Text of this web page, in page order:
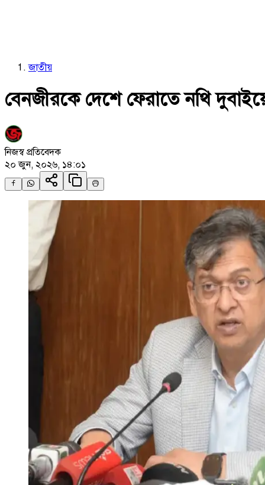
জাতীয়
বেনজীরকে দেশে ফেরাতে নথি দুবাইয়ে
নিজস্ব প্রতিবেদক
২০ জুন, ২০২৬, ১৪:০১